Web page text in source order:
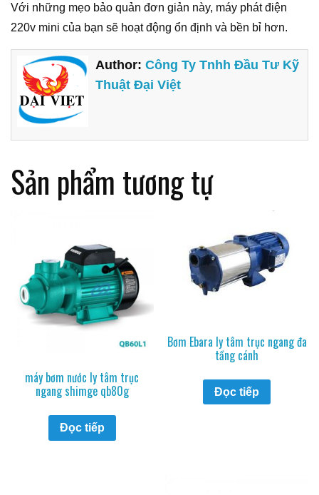
Với những mẹo bảo quản đơn giản này, máy phát điện
220v mini của bạn sẽ hoạt động ổn định và bền bỉ hơn.
Author:Công Ty Tnhh Đầu Tư Kỹ
Thuật Đại Việt
Sản phẩm tương tự
máy bơm nước ly tâm trục
ngang shimge qb80g
Đọc tiếp
Bơm Ebara ly tâm trục ngang đa
tầng cánh
Đọc tiếp